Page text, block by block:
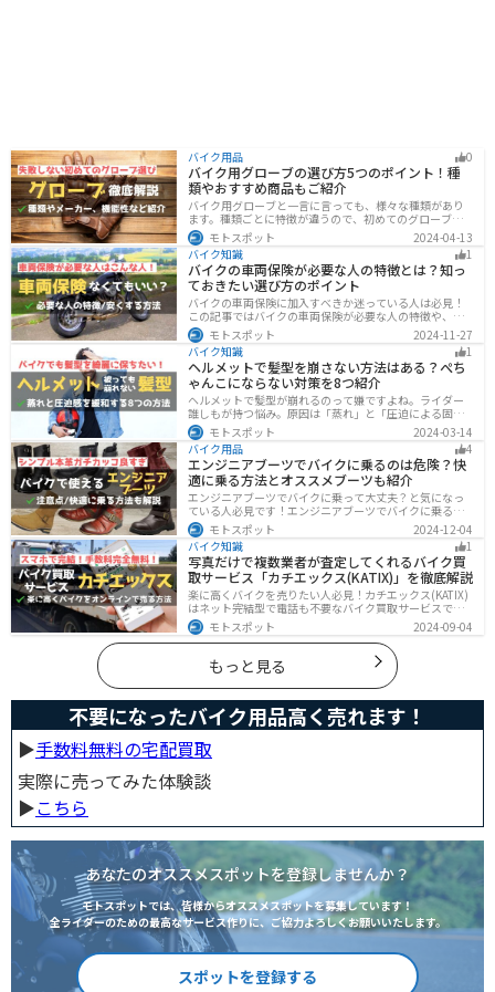
バイク用品 0
バイク用グローブの選び方5つのポイント！種
類やおすすめ商品もご紹介
バイク用グローブと一言に言っても、様々な種類があり
ます。種類ごとに特徴が違うので、初めてのグローブ選
びで失敗しないように、しっかりと理解して選ぶように
しましょう。この記事では、特徴やメリットデメリッ
ト、有名メーカーなど初心者が知っておくべきことをま
とめました。
モトスポット
2024-04-13
バイク知識
1
バイクの車両保険が必要な人の特徴とは？知っ
ておきたい選び方のポイント
バイクの車両保険に加入すべきか迷っている人は必見！
この記事ではバイクの車両保険が必要な人の特徴や、車
両保険の選び方を解説します。実は、価値の高いバイク
は修理費用が高額になる場合が多いです。この記事を読
めば車両保険の正しい選び方がわかります。
モトスポット
2024-11-27
バイク知識
1
ヘルメットで髪型を崩さない方法はある？ぺち
ゃんこにならない対策を8つ紹介
ヘルメットで髪型が崩れるのって嫌ですよね。ライダー
誰しもが持つ悩み。原因は「蒸れ」と「圧迫による固
定」です。原因に対してしっかりと対策すればヘルメッ
トを被っても髪型を崩さなくすることは可能です。今回
はその方法をまとめました。バイクに乗って髪型が崩れ
るのが気になるという人は、参考にしてください。
モトスポット
2024-03-14
バイク用品
4
エンジニアブーツでバイクに乗るのは危険？快
適に乗る方法とオススメブーツも紹介
エンジニアブーツでバイクに乗って大丈夫？と気になっ
ている人必見です！エンジニアブーツでバイクに乗るメ
リットデメリット、おすすめのブーツまで徹底解説しま
す。ファッション性が高く、バイクに乗っている時もそ
うじゃない時もかっこよくキメたい人にオススメです。
モトスポット
2024-12-04
バイク知識
1
写真だけで複数業者が査定してくれるバイク買
取サービス「カチエックス(KATIX)」を徹底解説
楽に高くバイクを売りたい人必見！カチエックス(KATIX)
はネット完結型で電話も不要なバイク買取サービスで
す。バイク情報と写真を登録するだけで、複数のバイク
業者がオークション形式で価格を競い合ってくれるの
で、何もせず最高値でバイクを売ることができます。
モトスポット 2024-09-04
もっと見る
不要になったバイク用品高く売れます！
▶︎手数料無料の宅配買取
実際に売ってみた体験談
▶︎こちら
あなたのオススメスポットを登録しませんか？
モトスポットでは、皆様からオススメスポットを募集しています！
全ライダーのための最高なサービス作りに、ご協力よろしくお願いいたします。
スポットを登録する